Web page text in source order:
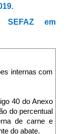
SEFAZ em
internas com
40 do Anexo
do percentual
de carne e
do abate.